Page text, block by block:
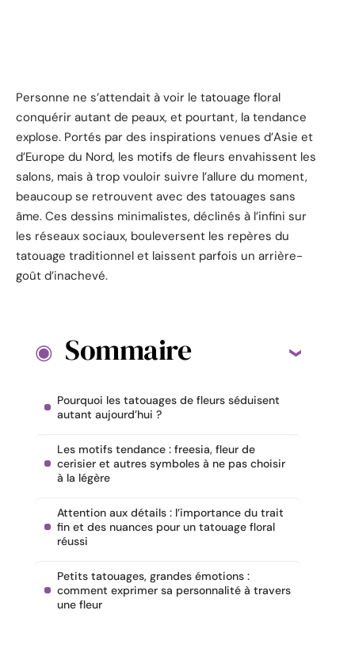
Personne ne s’attendait à voir le tatouage floral
conquérir autant de peaux, et pourtant, la tendance
explose. Portés par des inspirations venues d’Asie et
d’Europe du Nord, les motifs de fleurs envahissent les
salons, mais à trop vouloir suivre l’allure du moment,
beaucoup se retrouvent avec des tatouages sans
âme. Ces dessins minimalistes, déclinés à l’infini sur
les réseaux sociaux, bouleversent les repères du
tatouage traditionnel et laissent parfois un arrière-
goût d’inachevé.
Sommaire
Pourquoi les tatouages de fleurs séduisent
autant aujourd’hui ?
Les motifs tendance : freesia, fleur de
cerisier et autres symboles à ne pas choisir
à la légère
Attention aux détails : l’importance du trait
fin et des nuances pour un tatouage floral
réussi
Petits tatouages, grandes émotions :
comment exprimer sa personnalité à travers
une fleur